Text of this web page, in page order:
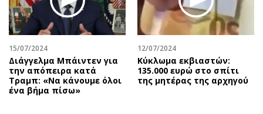
15/07/2024
Διάγγελμα Μπάιντεν για
την απόπειρα κατά
Τραμπ: «Να κάνουμε όλοι
ένα βήμα πίσω»
12/07/2024
Κύκλωμα εκβιαστών:
135.000 ευρώ στο σπίτι
της μητέρας της αρχηγού